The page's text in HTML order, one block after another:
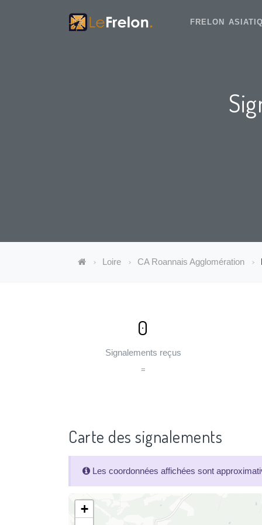
FRELON
Loire CA Roannais Agglomération
0
Signalements reçus
=
Carte des signalements
Les coordonnées affichées sont
+